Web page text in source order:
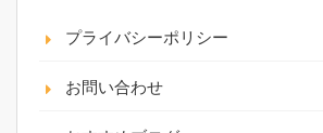
プライバシーポリシー
お問い合わせ